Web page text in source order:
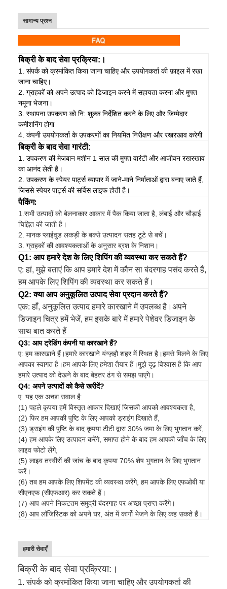
सामान्य प्रश्न
बिक्री के बाद सेवा प्रक्रिया:।
1. संपर्क को क्रमांकित किया जाना चाहिए और उपयोगकर्ता की फ़ाइल में रखा
जाना चाहिए।
2. ग्राहकों को अपने उत्पाद को डिजाइन करने में सहायता करना और मुफ्त
नमूना भेजना।
3. स्थापना उपकरण को नि: शुल्क निर्देशित करने के लिए और जिम्मेदार
कमीशनिंग होगा
4. कंपनी उपयोगकर्ता के उपकरणों का नियमित निरीक्षण और रखरखाव करेगी
बिक्री के बाद सेवा गारंटी:
1. उपकरण की मेजबान मशीन 1 साल की मुफ्त वारंटी और आजीवन रखरखाव
का आनंद लेती है।
2. उपकरण के स्पेयर पार्ट्स व्यापार में जाने-माने निर्माताओं द्वारा बनाए जाते हैं,
जिससे स्पेयर पार्ट्स की सर्विस लाइफ होती है।
पैकिंग:
1.सभी उत्पादों को बेलनाकार आकार में पैक किया जाता है, लंबाई और चौड़ाई
चिह्नित की जाती है।
2. मानक प्लाईवुड लकड़ी के बक्से उत्पादन सतह टूटे से बचें।
3. ग्राहकों की आवश्यकताओं के अनुसार ब्रश के निशान।
Q1: आप हमारे देश के लिए शिपिंग की व्यवस्था कर सकते हैं?
ए: हां, मुझे बताएं कि आप हमारे देश में कौन सा बंदरगाह पसंद करते हैं,
हम आपके लिए शिपिंग की व्यवस्था कर सकते हैं।
Q2: क्या आप अनुकूलित उत्पाद सेवा प्रदान करते हैं?
एक: हाँ, अनुकूलित उत्पाद हमारे कारखाने में उपलब्ध है।अपने
डिजाइन चित्र हमें भेजें, हम इसके बारे में हमारे पेशेवर डिजाइन के
साथ बात करते हैं
Q3: आप ट्रेडिंग कंपनी या कारखाने हैं?
ए: हम कारखाने हैं।हमारे कारखाने यंग्ज़हौ शहर में स्थित है।हमसे मिलने के लिए
आपका स्वागत है।हम आपके लिए हमेशा तैयार हैं।मुझे दृढ़ विश्वास है कि आप
हमारे उत्पाद को देखने के बाद बेहतर ढंग से समझ पाएंगे।
Q4: अपने उत्पादों को कैसे खरीदें?
ए: यह एक अच्छा सवाल है:
(1) पहले कृपया हमें विस्तृत आकार दिखाएं जिसकी आपको आवश्यकता है,
(2) फिर हम आपकी पुष्टि के लिए आपको ड्राइंग दिखाते हैं,
(3) ड्राइंग की पुष्टि के बाद कृपया टीटी द्वारा 30% जमा के लिए भुगतान करें,
(4) हम आपके लिए उत्पादन करेंगे, समाप्त होने के बाद हम आपकी जाँच के लिए
लाइव फोटो लेंगे,
(5) लाइव तस्वीरों की जांच के बाद कृपया 70% शेष भुगतान के लिए भुगतान
करें।
(6) तब हम आपके लिए शिपमेंट की व्यवस्था करेंगे, हम आपके लिए एफओबी या
सीएनएफ (सीएफआर) कर सकते हैं।
(7) आप अपने निकटतम समुद्री बंदरगाह पर अच्छा प्राप्त करेंगे।
(8) आप लॉजिस्टिक को अपने घर, अंत में कार्गो भेजने के लिए कह सकते हैं।
हमारी सेवाएँ
बिक्री के बाद सेवा प्रक्रिया:।
1. संपर्क को क्रमांकित किया जाना चाहिए और उपयोगकर्ता की